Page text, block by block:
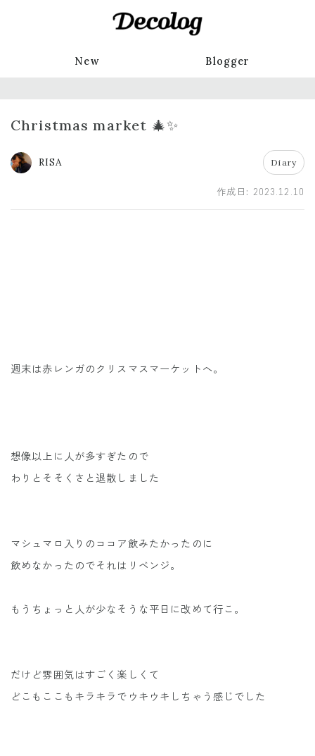
New Blogger
Christmas market 🎄✨
RISA Diary
作成日: 2023.12.10
週末は赤レンガのクリスマスマーケットへ。
想像以上に人が多すぎたので
わりとそそくさと退散しました
マシュマロ入りのココア飲みたかったのに
飲めなかったのでそれはリベンジ。
もうちょっと人が少なそうな平日に改めて行こ。
だけど雰囲気はすごく楽しくて
どこもここもキラキラでウキウキしちゃう感じでした